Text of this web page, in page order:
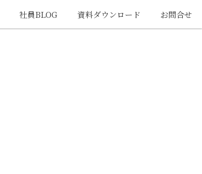
社員BLOG 資料ダウンロード お問合せ